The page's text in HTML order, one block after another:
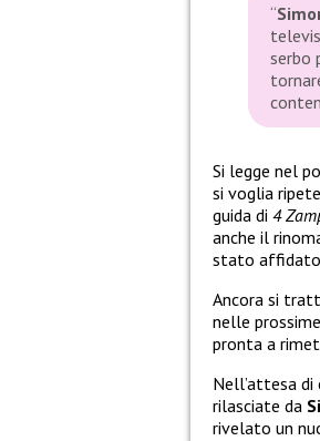
“
serbo
Si legge nel
si voglia
guida di 4
anche il
stato affidato
Ancora si
nelle
pronta a
Nell’attesa di
rilasciate da
rivelato un